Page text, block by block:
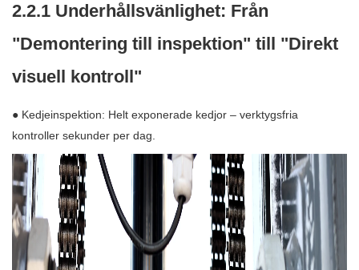
2.2.1 Underhållsvänlighet: Från
"Demontering till inspektion" till "Direkt
visuell kontroll"
● Kedjeinspektion: Helt exponerade kedjor – verktygsfria
kontroller sekunder per dag.